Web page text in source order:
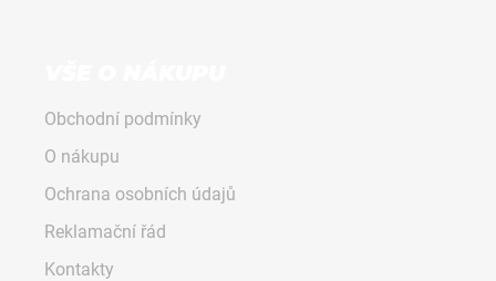
Obchodní podmínky
O nákupu
Ochrana osobních údajů
Reklamační řád
Kontakty